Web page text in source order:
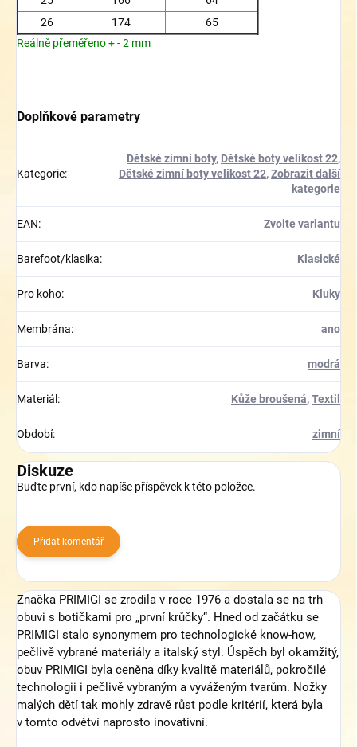
26
174
65
Reálně přeměřeno + - 2 mm
Doplňkové parametry
Kategorie:
Dětské zimní boty, Dětské boty velikost 22,
Dětské zimní boty velikost 22,Zobrazit další
kategorie
EAN: Zvolte variantu
Barefoot/klasika: Klasické
Pro koho: Kluky
Membrána: ano
Barva: modrá
Materiál : Kůže broušená,Textil
Období: zimní
Diskuze
Buďte první, kdo napíše příspěvek k této položce.
Přidat komentář
Značka PRIMIGI se zrodila v roce 1976 a dostala se na trh
obuvi s botičkami pro „první krůčky“. Hned od začátku se
PRIMIGI stalo synonymem pro technologické know-how,
pečlivě vybrané materiály a italský styl. Úspěch byl okamžitý,
obuv PRIMIGI byla ceněna díky kvalitě materiálů, pokročilé
technologii i pečlivě vybraným a vyváženým tvarům. Nožky
malých dětí tak mohly zdravě růst podle kritérií, která byla
v tomto odvětví naprosto inovativní.